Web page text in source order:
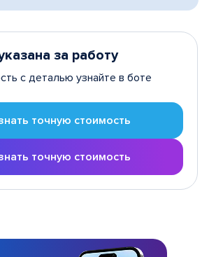
за работу
с деталью узнайте в боте
точную стоимость
точную стоимость